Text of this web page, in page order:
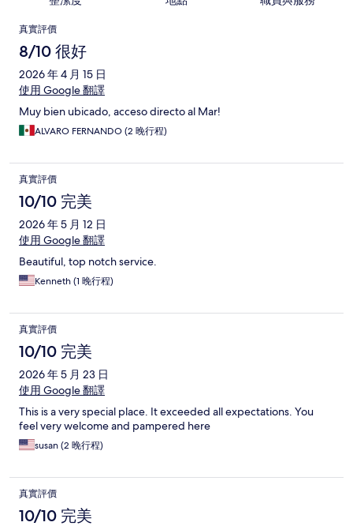
評
價
真實評價
8/10 很好
2026 年 4 月 15 日
使用 Google 翻譯
Muy bien ubicado, acceso directo al Mar!
ALVARO FERNANDO (2 晚行程)
真實評價
10/10 完美
2026 年 5 月 12 日
使用 Google 翻譯
Beautiful, top notch service.
Kenneth (1 晚行程)
真實評價
10/10 完美
2026 年 5 月 23 日
使用 Google 翻譯
This is a very special place. It exceeded all expectations. You
feel very welcome and pampered here
susan (2 晚行程)
真實評價
10/10 完美